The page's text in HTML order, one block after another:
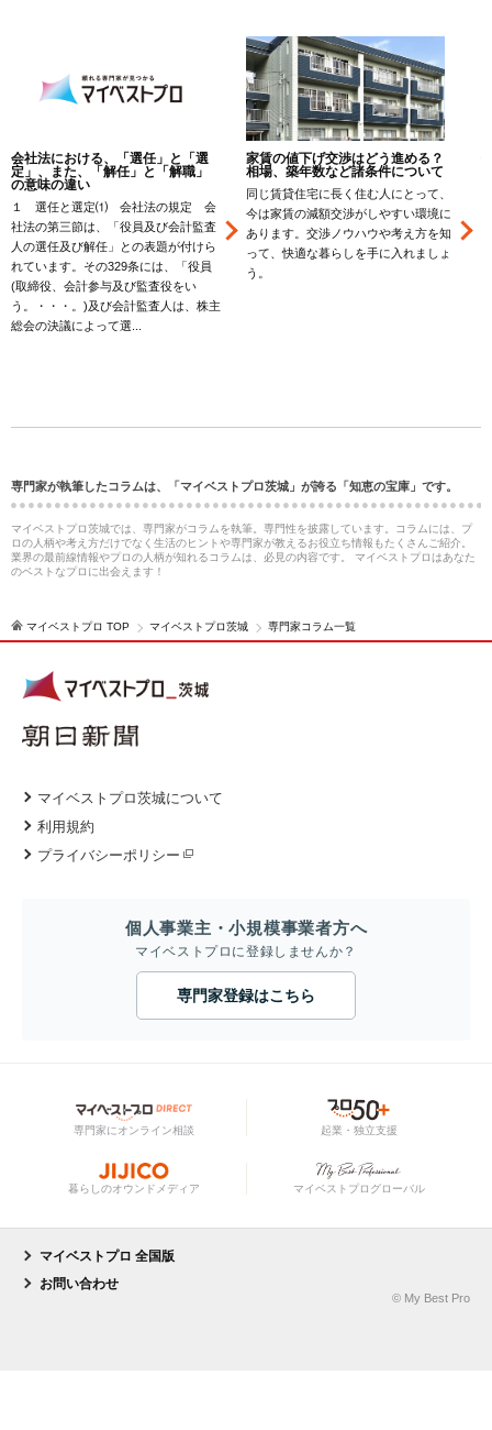
会社法における、「選任」と「選
定」、また、「解任」と「解職」
の意味の違い
１ 選任と選定⑴ 会社法の規定 会
社法の第三節は、「役員及び会計監査
人の選任及び解任」との表題が付けら
れています。その329条には、「役員
(取締役、会計参与及び監査役をい
う。・・・。)及び会計監査人は、株主
総会の決議によって選...
家賃の値下げ交渉はどう進める？
相場、築年数など諸条件について
同じ賃貸住宅に長く住む人にとって、
今は家賃の減額交渉がしやすい環境に
あります。交渉ノウハウや考え方を知
って、快適な暮らしを手に入れましょ
う。
専門家が執筆したコラムは、「マイベストプロ茨城」が誇る「知恵の宝庫」です。
マイベストプロ茨城では、専門家がコラムを執筆。専門性を披露しています。コラムには、プ
ロの人柄や考え方だけでなく生活のヒントや専門家が教えるお役立ち情報もたくさんご紹介。
業界の最前線情報やプロの人柄が知れるコラムは、必見の内容です。 マイベストプロはあなた
のベストなプロに出会えます！
マイベストプロ TOP マイベストプロ茨城 専門家コラム一覧
マイベストプロ茨城について
利用規約
プライバシーポリシー
個人事業主・小規模事業者方へ
マイベストプロに登録しませんか？
専門家登録はこちら
専門家にオンライン相談 起業・独立支援
暮らしのオウンドメディア マイベストプログローバル
マイベストプロ 全国版
お問い合わせ
© My Best Pro